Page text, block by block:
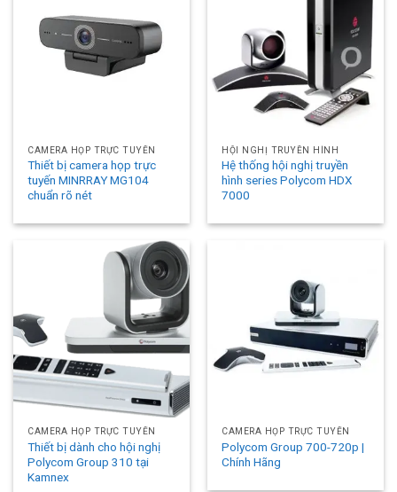
CAMERA HỌP TRỰC TUYẾN
Thiết bị camera họp trực
tuyến MINRRAY MG104
chuẩn rõ nét
HỘI NGHỊ TRUYỀN HÌNH
Hệ thống hội nghị truyền
hình series Polycom HDX
7000
CAMERA HỌP TRỰC TUYẾN
Thiết bị dành cho hội nghị
Polycom Group 310 tại
Kamnex
CAMERA HỌP TRỰC TUYẾN
Polycom Group 700-720p |
Chính Hãng